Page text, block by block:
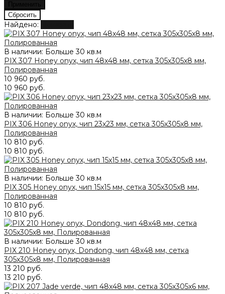
Найдено:
В наличии: Больше 30 кв.м
PIX 307 Honey onyx, чип 48x48 мм, сетка 305х305x8 мм,
Полированная
10 960 руб.
10 960 руб.
В наличии: Больше 30 кв.м
PIX 306 Honey onyx, чип 23x23 мм, сетка 305х305x8 мм,
Полированная
10 810 руб.
10 810 руб.
В наличии: Больше 30 кв.м
PIX 305 Honey onyx, чип 15x15 мм, сетка 305х305x8 мм,
Полированная
10 810 руб.
10 810 руб.
В наличии: Больше 30 кв.м
PIX 210 Honey onyx, Dondong, чип 48x48 мм, сетка
305х305x8 мм, Полированная
13 210 руб.
13 210 руб.